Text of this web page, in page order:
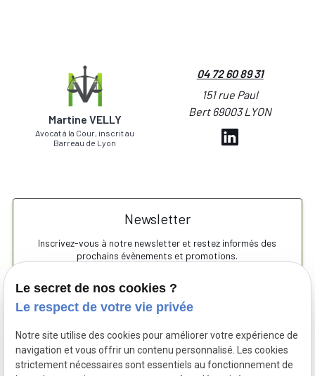
Martine VELLY
Avocat à la Cour, inscrit au
Barreau de Lyon
04 72 60 89 31
151 rue Paul
Bert 69003 LYON
Newsletter
Inscrivez-vous à notre newsletter et restez informés des
prochains évènements et promotions.
Le secret de nos cookies ?
Le respect de votre vie privée
Notre site utilise des cookies pour améliorer votre expérience de
navigation et vous offrir un contenu personnalisé. Les cookies
strictement nécessaires sont essentiels au fonctionnement de